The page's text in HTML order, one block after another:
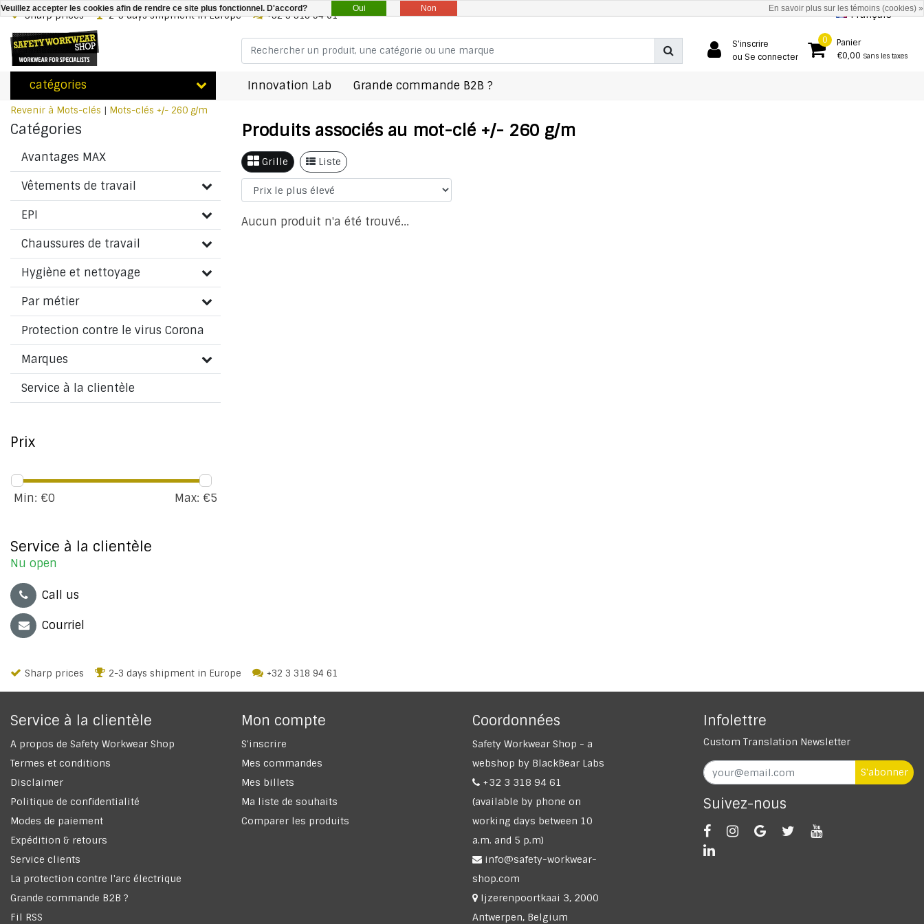
Sharp prices 2-3 days shipment in Europe +32 3 318 94 61 Français
S'inscrire
ou Se connecter
0
Panier
€0,00 Sans les taxes
catégories Innovation Lab Grande commande B2B ?
Revenir à Mots-clés | Mots-clés +/- 260 g/m
Catégories
Avantages MAX
Vêtements de travail
EPI
Chaussures de travail
Hygiène et nettoyage
Par métier
Protection contre le virus Corona
Marques
Service à la clientèle
Prix
Min: €0 Max: €5
Service à la clientèle
Nu open
Call us
Courriel
Produits associés au mot-clé +/- 260 g/m
Grille Liste
Aucun produit n'a été trouvé...
Sharp prices 2-3 days shipment in Europe +32 3 318 94 61
Service à la clientèle
A propos de Safety Workwear Shop
Termes et conditions
Disclaimer
Politique de confidentialité
Modes de paiement
Expédition & retours
Service clients
La protection contre l'arc électrique
Grande commande B2B ?
Fil RSS
Mon compte
S'inscrire
Mes commandes
Mes billets
Ma liste de souhaits
Comparer les produits
Coordonnées
Safety Workwear Shop - a
webshop by BlackBear Labs
+32 3 318 94 61
(available by phone on
working days between 10
a.m. and 5 p.m)
info@safety-workwear-
shop.com
Ijzerenpoortkaai 3, 2000
Antwerpen, Belgium
Infolettre
Custom Translation Newsletter
S'abonner
Suivez-nous
Veuillez accepter les cookies afin de rendre ce site plus fonctionnel. D'accord? Oui Non En savoir plus sur les témoins (cookies) »